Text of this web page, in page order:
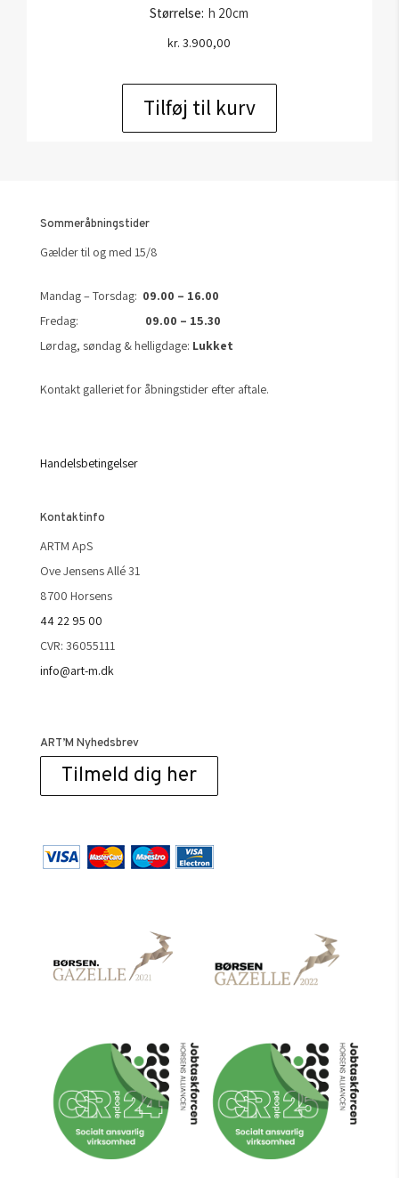
Størrelse: h 20cm
kr. 3.900,00
Tilføj til kurv
Sommeråbningstider
Gælder til og med 15/8
Mandag – Torsdag: 09.00 – 16.00
Fredag: 09.00 – 15.30
Lørdag, søndag & helligdage: Lukket
Kontakt galleriet for åbningstider efter aftale.
Handelsbetingelser
Kontaktinfo
ARTM ApS
Ove Jensens Allé 31
8700 Horsens
44 22 95 00
CVR: 36055111
info@art-m.dk
ART’M Nyhedsbrev
Tilmeld dig her